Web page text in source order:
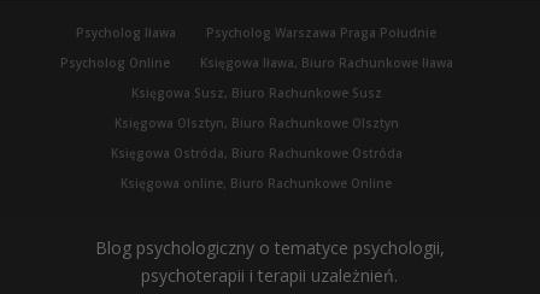
Psycholog Iława
Psycholog Warszawa Praga Południe
Psycholog Online
Księgowa Iława, Biuro Rachunkowe Iława
Księgowa Susz, Biuro Rachunkowe Susz
Księgowa Olsztyn, Biuro Rachunkowe Olsztyn
Księgowa Ostróda, Biuro Rachunkowe Ostróda
Księgowa online, Biuro Rachunkowe Online
Blog psychologiczny o tematyce psychologii,
psychoterapii i terapii uzależnień.